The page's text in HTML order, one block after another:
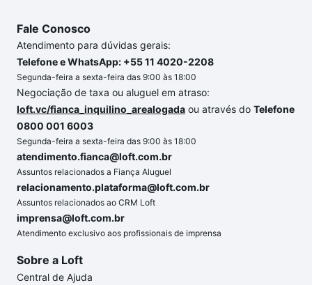
Fale Conosco
Atendimento para dúvidas gerais:
Telefone e WhatsApp: +55 11 4020-2208
Segunda-feira a sexta-feira das 9:00 às 18:00
Negociação de taxa ou aluguel em atraso:
loft.vc/fianca_inquilino_arealogada ou através do Telefone
0800 001 6003
Segunda-feira a sexta-feira das 9:00 às 18:00
atendimento.fianca@loft.com.br
Assuntos relacionados a Fiança Aluguel
relacionamento.plataforma@loft.com.br
Assuntos relacionados ao CRM Loft
imprensa@loft.com.br
Atendimento exclusivo aos profissionais de imprensa
Sobre a Loft
Central de Ajuda